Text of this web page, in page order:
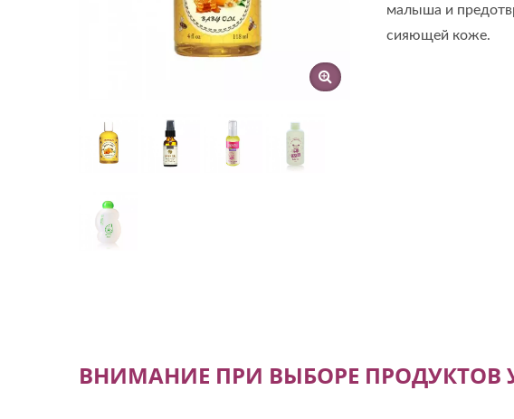
малыша и
сияющей коже.
ВНИМАНИЕ ПРИ ВЫБОРЕ ПРОДУКТОВ